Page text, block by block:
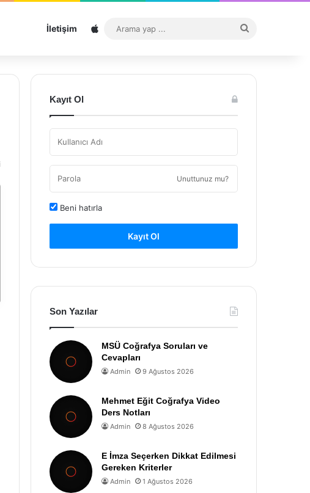
İletişim Sitemap
...
Kayıt Ol
Unuttunuz mu?
Beni hatırla
Kayıt Ol
Son Yazılar
MSÜ Coğrafya Soruları ve
Cevapları
Admin 9 Ağustos 2026
Mehmet Eğit Coğrafya Video
Ders Notları
Admin 8 Ağustos 2026
E İmza Seçerken Dikkat Edilmesi
Gereken Kriterler
Admin 1 Ağustos 2026